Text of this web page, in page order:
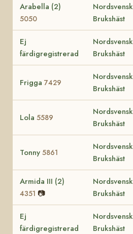
Arabella (2)
5050
Nordsvensk
Brukshäst
Ej
färdigregistrerad
Nordsvensk
Brukshäst
Frigga 7429
Nordsvensk
Brukshäst
Lola 5589
Nordsvensk
Brukshäst
Tonny 5861
Nordsvensk
Brukshäst
Armida III (2)
4351 📷
Nordsvensk
Brukshäst
Ej
färdigregistrerad
Nordsvensk
Brukshäst